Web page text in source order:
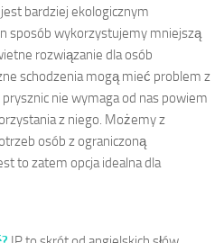
bardziej ekologicznym
sposób wykorzystujemy mniejszą
rozwiązanie dla osób
schodzenia mogą mieć problem z
nie wymaga od nas powiem
z niego. Możemy z
osób z ograniczoną
to zatem opcja idealna dla